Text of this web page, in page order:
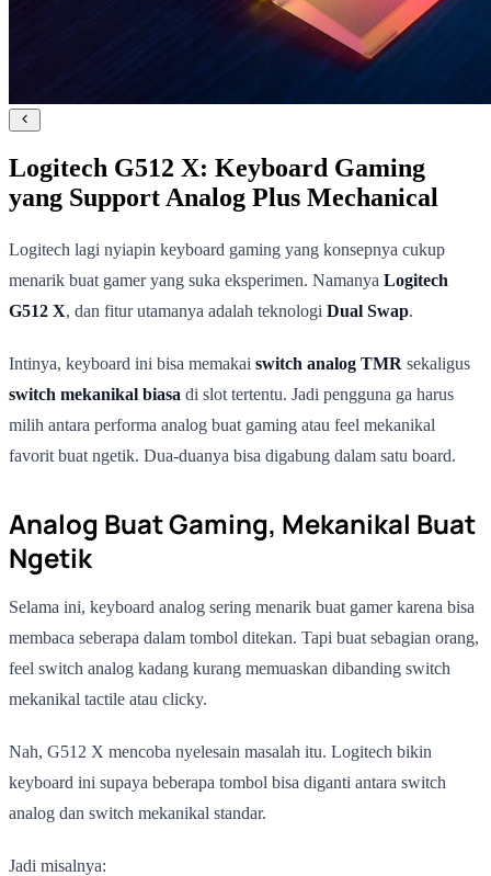
Logitech G512 X: Keyboard Gaming
yang Support Analog Plus Mechanical
Logitech lagi nyiapin keyboard gaming yang konsepnya cukup
menarik buat gamer yang suka eksperimen. Namanya Logitech
G512 X, dan fitur utamanya adalah teknologi Dual Swap.
Intinya, keyboard ini bisa memakai switch analog TMR sekaligus
switch mekanikal biasa di slot tertentu. Jadi pengguna ga harus
milih antara performa analog buat gaming atau feel mekanikal
favorit buat ngetik. Dua-duanya bisa digabung dalam satu board.
Analog Buat Gaming, Mekanikal Buat
Ngetik
Selama ini, keyboard analog sering menarik buat gamer karena bisa
membaca seberapa dalam tombol ditekan. Tapi buat sebagian orang,
feel switch analog kadang kurang memuaskan dibanding switch
mekanikal tactile atau clicky.
Nah, G512 X mencoba nyelesain masalah itu. Logitech bikin
keyboard ini supaya beberapa tombol bisa diganti antara switch
analog dan switch mekanikal standar.
Jadi misalnya: